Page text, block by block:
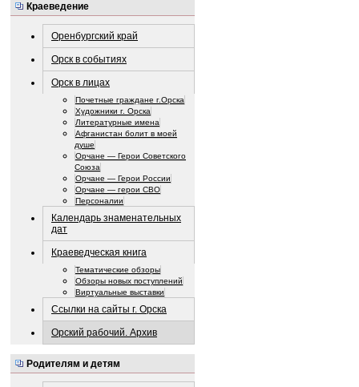
Краеведение
Оренбургский край
Орск в событиях
Орск в лицах
Почетные граждане г.Орска
Художники г. Орска
Литературные имена
Афганистан болит в моей
душе
Орчане — Герои Советского
Союза
Орчане — Герои России
Орчане — герои СВО
Персоналии
Календарь знаменательных
дат
Краеведческая книга
Тематические обзоры
Обзоры новых поступлений
Виртуальные выставки
Ссылки на сайты г. Орска
Орский рабочий. Архив
Родителям и детям